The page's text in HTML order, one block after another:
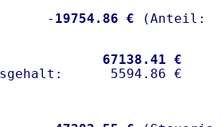
- 19754.86 €
67138.41 €